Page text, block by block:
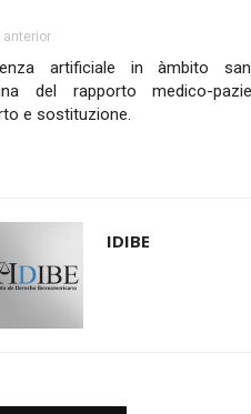
anterior
artificiale in àmbito
del rapporto medico-
e sostituzione.
IDIBE